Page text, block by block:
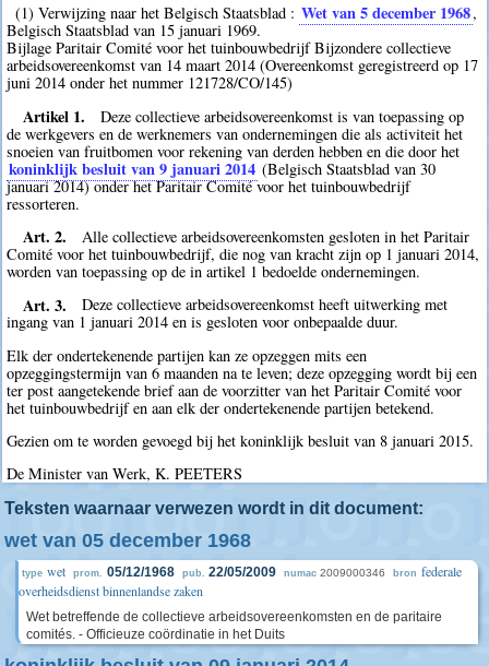
(1) Verwijzing naar het Belgisch Staatsblad : Wet van 5 december 1968,
Belgisch Staatsblad van 15 januari 1969.
Bijlage Paritair Comité voor het tuinbouwbedrijf Bijzondere collectieve
arbeidsovereenkomst van 14 maart 2014 (Overeenkomst geregistreerd op 17
juni 2014 onder het nummer 121728/CO/145)
Artikel 1.
Deze collectieve arbeidsovereenkomst is van toepassing op
de werkgevers en de werknemers van ondernemingen die als activiteit het
snoeien van fruitbomen voor rekening van derden hebben en die door het
koninklijk besluit van 9 januari 2014 (Belgisch Staatsblad van 30
januari 2014) onder het Paritair Comité voor het tuinbouwbedrijf
ressorteren.
Art. 2.
Alle collectieve arbeidsovereenkomsten gesloten in het Paritair
Comité voor het tuinbouwbedrijf, die nog van kracht zijn op 1 januari 2014,
worden van toepassing op de in artikel 1 bedoelde ondernemingen.
Art. 3.
Deze collectieve arbeidsovereenkomst heeft uitwerking met
ingang van 1 januari 2014 en is gesloten voor onbepaalde duur.
Elk der ondertekenende partijen kan ze opzeggen mits een
opzeggingstermijn van 6 maanden na te leven; deze opzegging wordt bij een
ter post aangetekende brief aan de voorzitter van het Paritair Comité voor
het tuinbouwbedrijf en aan elk der ondertekenende partijen betekend.
Gezien om te worden gevoegd bij het koninklijk besluit van 8 januari 2015.
De Minister van Werk, K. PEETERS
Teksten waarnaar verwezen wordt in dit document:
wet van 05 december 1968
type wet prom. 05/12/1968 pub. 22/05/2009 numac 2009000346 bron federale
overheidsdienst binnenlandse zaken
Wet betreffende de collectieve arbeidsovereenkomsten en de paritaire
comités. - Officieuze coördinatie in het Duits